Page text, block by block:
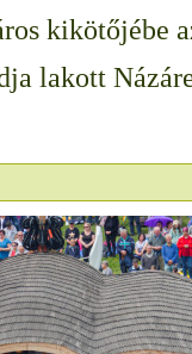
kikötőjébe
lakott